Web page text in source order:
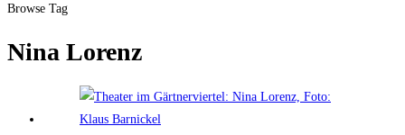
Browse Tag
Nina Lorenz